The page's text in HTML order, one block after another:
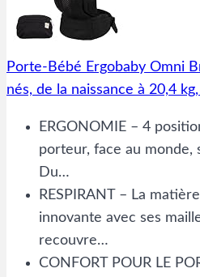
Porte-Bébé Ergobaby Omni
nés, de la naissance à 20,4
ERGONOMIE – 4
porteur, face au monde,
Du…
RESPIRANT – La
innovante avec ses
recouvre…
CONFORT POUR LE